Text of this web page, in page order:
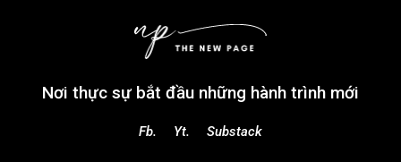
Nơi thực sự bắt đầu những hành trình mới
Fb. Yt. Substack